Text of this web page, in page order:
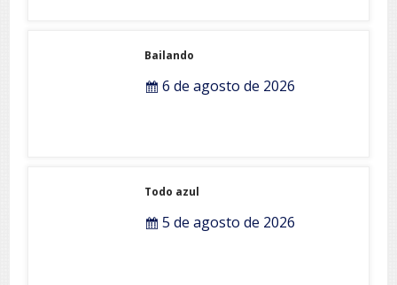
Bailando
6 de agosto de 2026
Todo azul
5 de agosto de 2026